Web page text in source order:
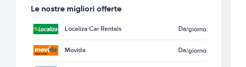
Le nostre migliori offerte
Localiza Car Rentals Da/giorno
Movida Da/giorno